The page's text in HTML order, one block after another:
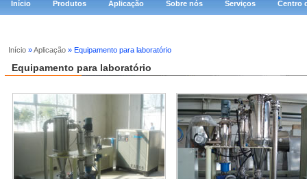
Início Produtos Aplicação Sobre nós Serviços Centro
Início »Aplicação » Equipamento para laboratório
Equipamento para laboratório